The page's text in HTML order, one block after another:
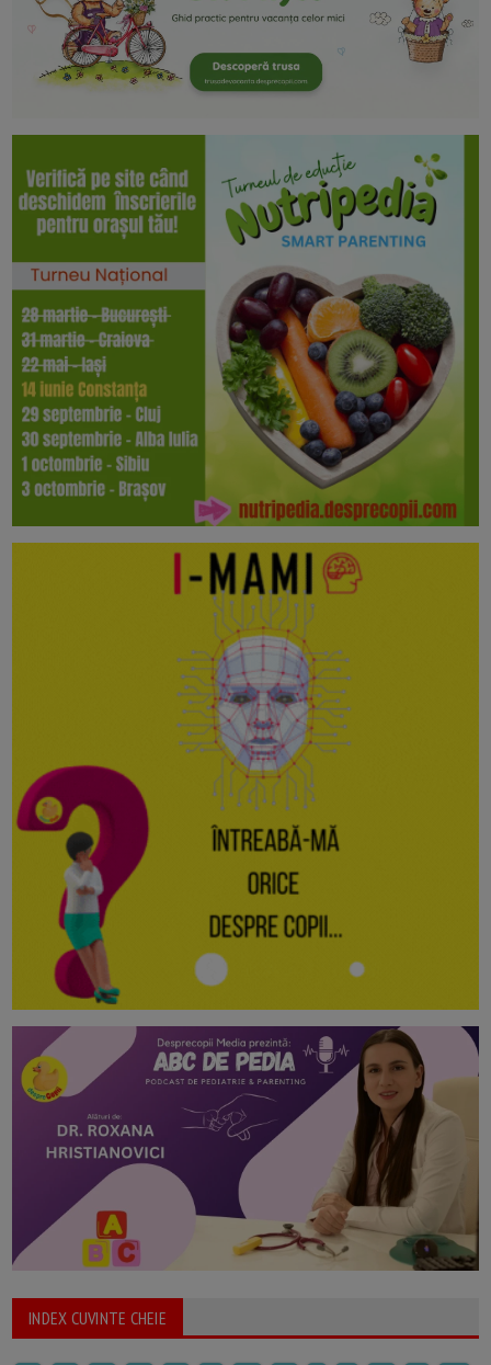
INDEX CUVINTE CHEIE